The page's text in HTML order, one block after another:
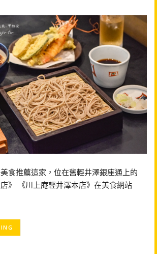
食推薦這家，位在舊輕井澤銀座通上的
店》 《川上庵輕井澤本店》在美食網站